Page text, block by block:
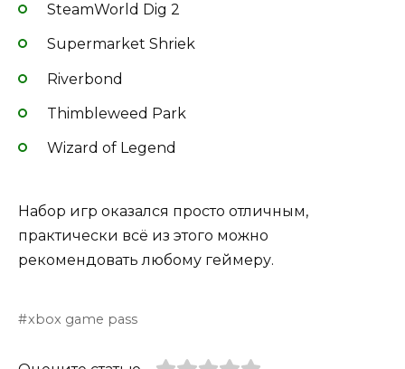
SteamWorld Dig 2
Supermarket Shriek
Riverbond
Thimbleweed Park
Wizard of Legend
Набор игр оказался просто отличным,
практически всё из этого можно
рекомендовать любому геймеру.
xbox game pass